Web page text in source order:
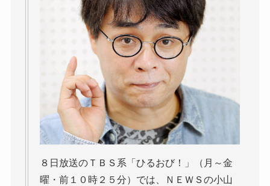
８日放送のＴＢＳ系「ひるおび！」（月～金
曜・前１０時２５分）では、ＮＥＷＳの小山